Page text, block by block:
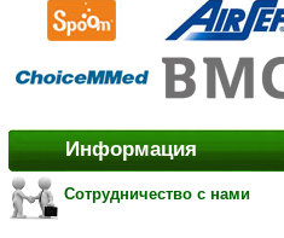
Информация
Сотрудничество с нами